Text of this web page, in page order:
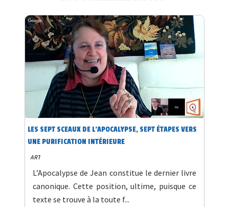
LES SEPT SCEAUX DE L’APOCALYPSE, SEPT ÉTAPES VERS
UNE PURIFICATION INTÉRIEURE
ART
L’Apocalypse de Jean constitue le dernier livre
canonique. Cette position, ultime, puisque ce
texte se trouve à la toute f...